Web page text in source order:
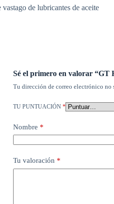
de lubricantes de aceite
Sé el primero en valorar “GT
Tu dirección de correo electrónico no
TU PUNTUACIÓN *
Nombre *
Tu valoración *